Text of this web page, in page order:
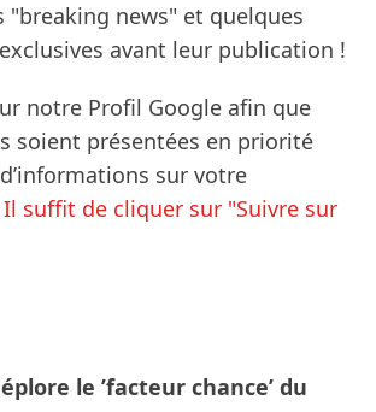
"breaking news" et quelques
avant leur publication !
notre Profil Google afin que
soient présentées en priorité
sur votre
Il suffit de cliquer sur "Suivre sur
le ’facteur chance’ du